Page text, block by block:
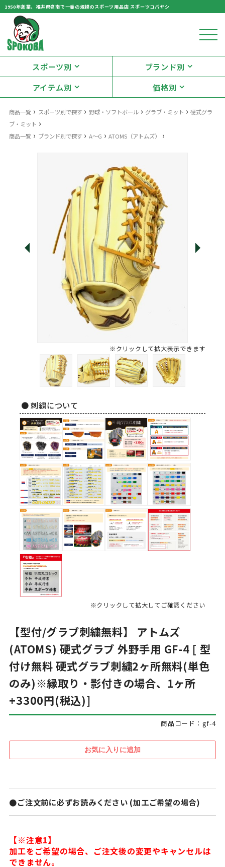
1950年創業、福井県嶺南で一番の規模のスポーツ用品店 スポーツコバヤシ
スポーツ別
ブランド別
アイテム別
価格別
商品一覧 › スポーツ別で探す› 野球・ソフトボール› グラブ・ミット ›硬式グラ
ブ・ミット ›
商品一覧 › ブランド別で探す› A～G ›ATOMS（アトムズ） ›
※クリックして拡大表示できます
● 刺繍について
※クリックして拡大してご確認ください
【型付/グラブ刺繍無料】 アトムズ
(ATOMS) 硬式グラブ 外野手用 GF-4 [ 型
付け無料 硬式グラブ刺繍2ヶ所無料(単色
のみ)※縁取り・影付きの場合、1ヶ所
+3300円(税込)]
商品コード：gf-4
●ご注文前に必ずお読みください (加工ご希望の場合)
【※注意1】
加工をご希望の場合、ご注文後の変更やキャンセルは
できません。